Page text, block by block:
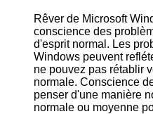
Rêver de Microsoft
conscience des
d'esprit normal. Les
Windows peuvent
ne pouvez pas rétablir
normale. Conscience
penser d'une manière
normale ou moyenne